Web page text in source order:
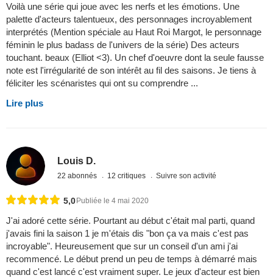
Voilà une série qui joue avec les nerfs et les émotions. Une
palette d'acteurs talentueux, des personnages incroyablement
interprétés (Mention spéciale au Haut Roi Margot, le personnage
féminin le plus badass de l'univers de la série) Des acteurs
touchant. beaux (Elliot <3). Un chef d'oeuvre dont la seule fausse
note est l'irrégularité de son intérêt au fil des saisons. Je tiens à
féliciter les scénaristes qui ont su comprendre ...
Lire plus
Louis D.
22 abonnés 12 critiques Suivre son activité
5,0 Publiée le 4 mai 2020
J'ai adoré cette série. Pourtant au début c'était mal parti, quand
j'avais fini la saison 1 je m'étais dis "bon ça va mais c'est pas
incroyable". Heureusement que sur un conseil d'un ami j'ai
recommencé. Le début prend un peu de temps à démarré mais
quand c'est lancé c'est vraiment super. Le jeux d'acteur est bien